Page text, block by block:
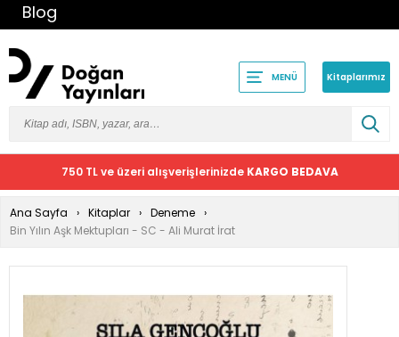
Blog
MENÜ Kitaplarımız
750 TL ve üzeri alışverişlerinizde KARGO BEDAVA
Ana Sayfa Kitaplar
Deneme
Bin Yılın Aşk Mektupları - SC - Ali Murat İrat